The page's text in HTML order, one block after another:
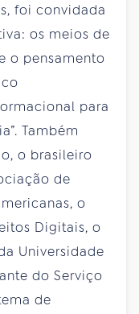
foi convidada
os meios de
o pensamento
para
Também
o brasileiro
de
o
Digitais, o
Universidade
do Serviço
de